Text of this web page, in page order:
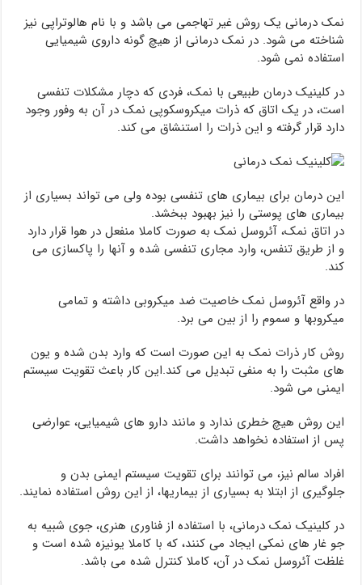
نمک درمانی یک روش غیر تهاجمی می باشد و با نام هالوتراپی نیز
شناخته می شود. در نمک درمانی از هیچ گونه داروی شیمیایی
استفاده نمی شود.
در کلینیک درمان طبیعی با نمک، فردی که دچار مشکلات تنفسی
است، در یک اتاق که ذرات میکروسکوپی نمک در آن به وفور وجود
دارد قرار گرفته و این ذرات را استنشاق می کند.
این درمان برای بیماری های تنفسی بوده ولی می تواند بسیاری از
بیماری های پوستی را نیز بهبود ببخشد.
در اتاق نمک، آئروسل نمک به صورت کاملا منفعل در هوا قرار دارد
و از طریق تنفس، وارد مجاری تنفسی شده و آنها را پاکسازی می
کند.
در واقع آئروسل نمک خاصیت ضد میکروبی داشته و تمامی
میکروبها و سموم را از بین می برد.
روش کار ذرات نمک به این صورت است که وارد بدن شده و یون
های مثبت را به منفی تبدیل می کند.این کار باعث تقویت سیستم
ایمنی می شود.
این روش هیچ خطری ندارد و مانند دارو های شیمیایی، عوارضی
پس از استفاده نخواهد داشت.
افراد سالم نیز، می توانند برای تقویت سیستم ایمنی بدن و
جلوگیری از ابتلا به بسیاری از بیماریها، از این روش استفاده نمایند.
در کلینیک نمک درمانی، با استفاده از فناوری هنری، جوی شبیه به
جو غار های نمکی ایجاد می کنند، که با کاملا یونیزه شده است و
غلظت آئروسل نمک در آن، کاملا کنترل شده می باشد.